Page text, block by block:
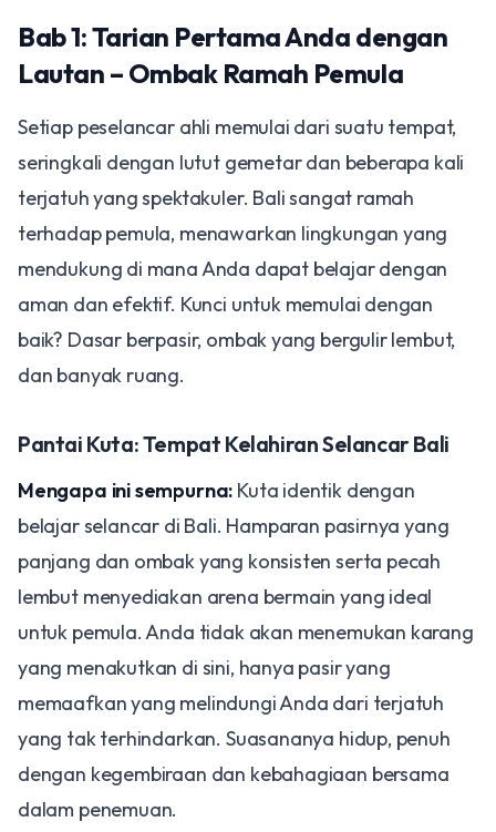
Bab 1: Tarian Pertama Anda dengan
Lautan – Ombak Ramah Pemula
Setiap peselancar ahli memulai dari suatu tempat,
seringkali dengan lutut gemetar dan beberapa kali
terjatuh yang spektakuler. Bali sangat ramah
terhadap pemula, menawarkan lingkungan yang
mendukung di mana Anda dapat belajar dengan
aman dan efektif. Kunci untuk memulai dengan
baik? Dasar berpasir, ombak yang bergulir lembut,
dan banyak ruang.
Pantai Kuta: Tempat Kelahiran Selancar Bali
Mengapa ini sempurna: Kuta identik dengan
belajar selancar di Bali. Hamparan pasirnya yang
panjang dan ombak yang konsisten serta pecah
lembut menyediakan arena bermain yang ideal
untuk pemula. Anda tidak akan menemukan karang
yang menakutkan di sini, hanya pasir yang
memaafkan yang melindungi Anda dari terjatuh
yang tak terhindarkan. Suasananya hidup, penuh
dengan kegembiraan dan kebahagiaan bersama
dalam penemuan.